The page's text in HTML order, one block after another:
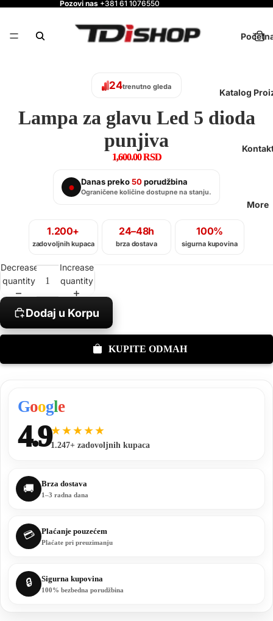
Pozovi nas +381 61 1076550
Katalog
More
24trenutno gleda
Lampa za glavu Led 5 dioda
punjiva
1,600.00 RSD
● Danas preko50porudžbina
Ograničene količine dostupne na stanju.
1.200+
zadovoljnih kupaca
24–48h
brza dostava
100%
sigurna kupovina
Decrease
quantity
Increase
quantity
Dodaj u Korpu
KUPITE ODMAH
Google
4.9★★★★★
1.247+ zadovoljnih kupaca
🚚 Brza dostava
1–3 radna dana
💳 Plaćanje pouzećem
Plaćate pri preuzimanju
🔒 Sigurna kupovina
100% bezbedna porudžbina